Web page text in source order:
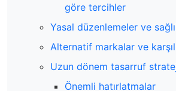
göre tercihler
Yasal düzenlemeler ve
Alternatif markalar ve
Uzun dönem tasarruf
Önemli hatırlatmalar